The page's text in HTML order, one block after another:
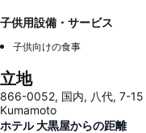
子供用設備・サービス
子供向けの食事
立地
866-0052, 国内, 八代, 7-
Kumamoto
ホテル 大黒屋からの距離